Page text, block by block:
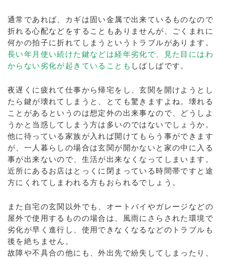
通常であれば、カギは固い金属で出来ているものなので
折れる心配などをすることもありませんが、ごくまれに
何かの拍子に折れてしまうというトラブルがあります。
長い年月使い続けた鍵などは経年劣化で、見た目にはわ
からない劣化が起きていることも しばしばです。
夜遅くに疲れて仕事から帰宅をし、玄関を開けようとし
たら鍵が壊れてしまうと、とても驚きますよね。壊れる
ことがあるというのは想定外の出来事なので、どうしよ
うかと当惑してしまう方は多いのではないでしょうか。
他に待っている家族が入れば開けてもらう事ができます
が、一人暮らしの場合は玄関が開かないと家の中に入る
事が出来ないので、生活が出来なくなってしまいます。
近所にあるお店はとっくに閉まっている時間帯ですと途
方にくれてしまわれる方もおられるでしょう。
また自宅の玄関以外でも、オートバイやガレージなどの
屋外で使用するものの場合は、風雨にさらされた環境で
劣化が早く進行し、使用できなくなるなどのトラブルも
後を絶ちません。
故障や不具合の他にも、外出先で紛失してしまったり、